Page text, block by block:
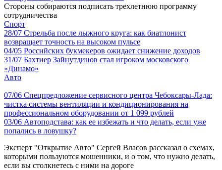
Стороны собираются подписать трехлетнюю программу
сотрудничества
Спорт
28/07 Стрельба после лыжного круга: как биатлонист
возвращает точность на высоком пульсе
04/05 Российских букмекеров ожидает снижение доходов
31/07 Бахтиер Зайнутдинов стал игроком московского
«Динамо»
Авто
07/06 Спецпредложение сервисного центра Чебоксары-Лада:
чистка системы вентиляции и кондиционирования на
профессиональном оборудовании от 1 099 рублей
03/06 Автоподстава: как ее избежать и что делать, если уже
попались в ловушку?
Эксперт "Открытие Авто" Сергей Власов рассказал о схемах,
которыми пользуются мошенники, и о том, что нужно делать,
если вы столкнетесь с ними на дороге